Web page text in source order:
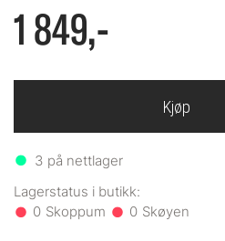
1 849,-
3 på nettlager
0 0
Kjøp